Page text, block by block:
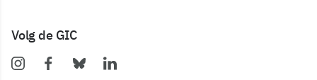
Volg de GIC